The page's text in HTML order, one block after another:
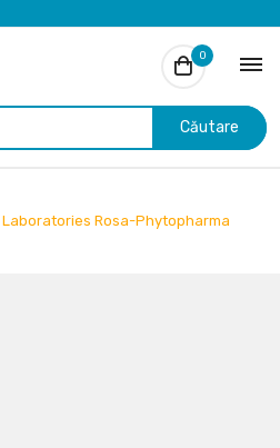
Căutare
0
Laboratories Rosa-Phytopharma